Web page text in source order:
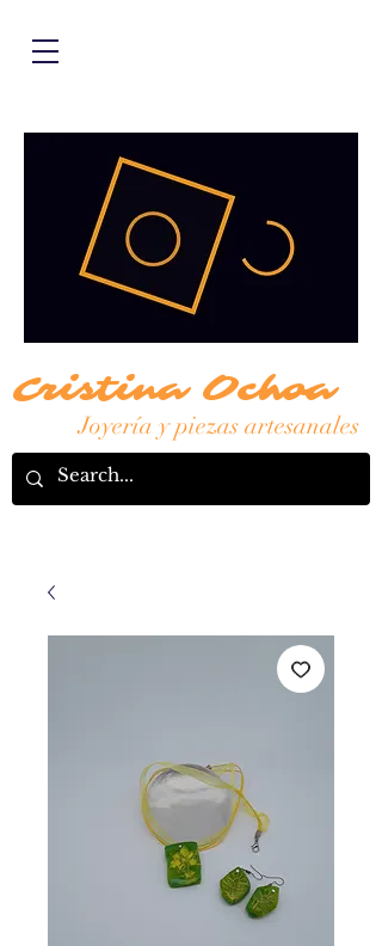
Joyería y piezas artesanales
Cristina Ochoa